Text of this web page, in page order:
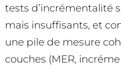
tests d’incrémentalité
mais insuffisants, et
une pile de mesure
couches (MER,